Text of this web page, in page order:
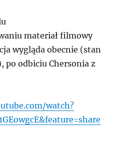
materiał filmowy
wygląda obecnie (stan
po odbiciu Chersonia z
watch?